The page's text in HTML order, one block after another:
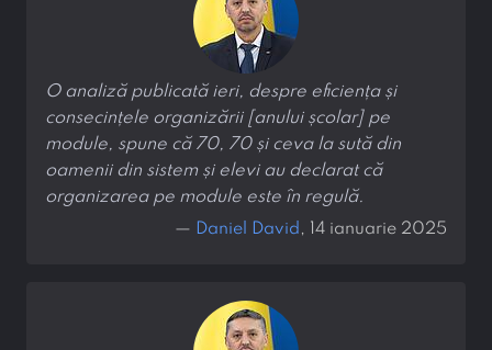
O analiză publicată ieri, despre eficiența și
consecințele organizării [anului școlar] pe
module, spune că 70, 70 și ceva la sută din
oamenii din sistem și elevi au declarat că
organizarea pe module este în regulă.
— Daniel David , 14 ianuarie 2025